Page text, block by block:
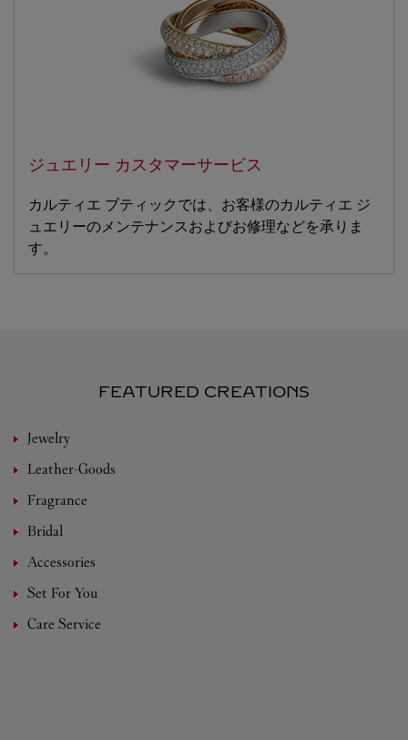
ジュエリー カスタマーサービス
カルティエ ブティックでは、お客様のカルティエ ジ
ュエリーのメンテナンスおよびお修理などを承りま
す。
FEATURED CREATIONS
Jewelry
Leather-Goods
Fragrance
Bridal
Accessories
Set For You
Care Service